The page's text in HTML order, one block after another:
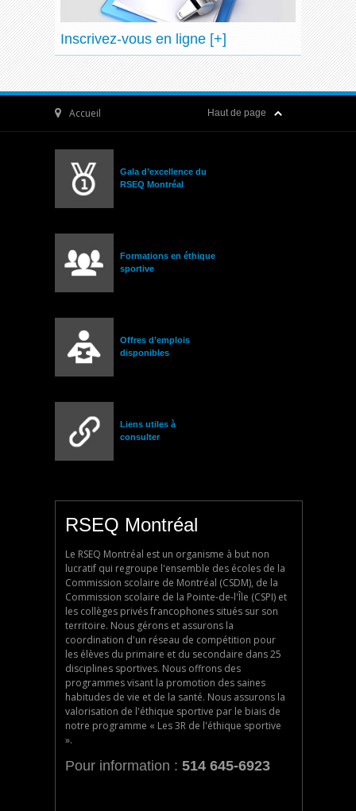
Inscrivez-vous en ligne [+]
Accueil Haut de page
Gala d’excellence du
RSEQ Montréal
Formations en éthique
sportive
Offres d’emplois
disponibles
Liens utiles à
consulter
RSEQ Montréal
Le RSEQ Montréal est un organisme à but non
lucratif qui regroupe l'ensemble des écoles de la
Commission scolaire de Montréal (CSDM), de la
Commission scolaire de la Pointe-de-l'Île (CSPI) et
les collèges privés francophones situés sur son
territoire. Nous gérons et assurons la
coordination d'un réseau de compétition pour
les élèves du primaire et du secondaire dans 25
disciplines sportives. Nous offrons des
programmes visant la promotion des saines
habitudes de vie et de la santé. Nous assurons la
valorisation de l'éthique sportive par le biais de
notre programme « Les 3R de l'éthique sportive
».
Pour information : 514 645-6923